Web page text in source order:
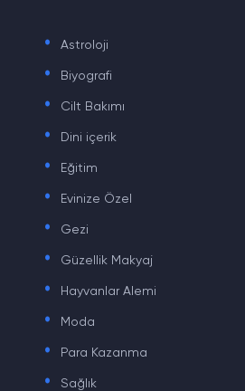
. Astroloji
. Biyografi
. Cilt Bakımı
. Dini içerik
. Eğitim
. Evinize Özel
. Gezi
. Güzellik Makyaj
. Hayvanlar Alemi
. Moda
. Para Kazanma
. Sağlık